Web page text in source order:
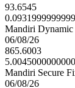
93.6545
Mandiri
06/08/26
865.6003
Mandiri Secure
06/08/26